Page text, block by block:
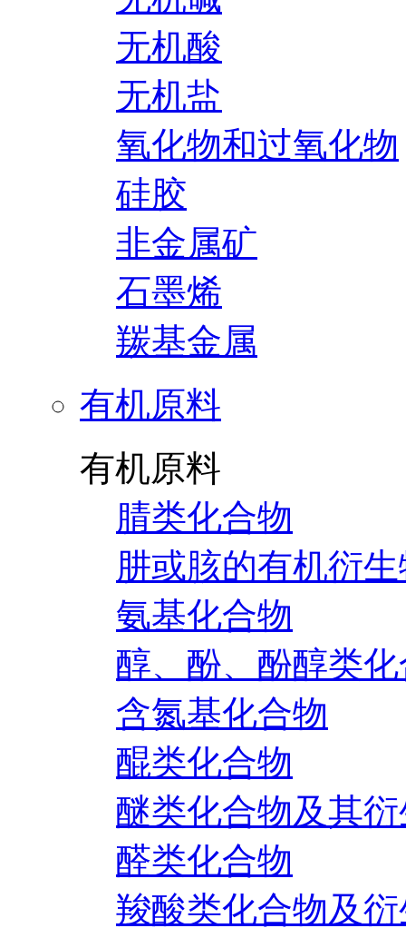
无机酸
无机盐
氧化物和过氧化物
硅胶
非金属矿
石墨烯
羰基金属
有机原料
有机原料
腈类化合物
肼或胲的有机衍
氨基化合物
醇、酚、酚醇类
含氮基化合物
醌类化合物
醚类化合物及其
醛类化合物
羧酸类化合物及